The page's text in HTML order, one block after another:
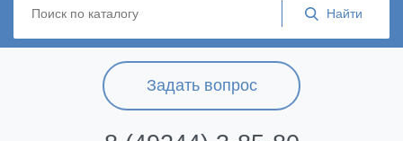
Задать вопрос